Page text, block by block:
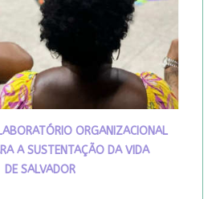
ORGANIZACIONAL
A SUSTENTAÇÃO DA VIDA
DE SALVADOR